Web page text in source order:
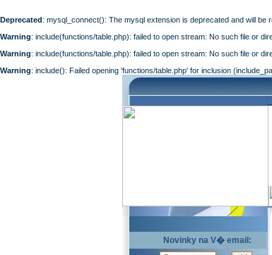
Deprecated: mysql_connect(): The mysql extension is deprecated and will be
Warning: include(functions/table.php): failed to open stream: No such file or
Warning: include(functions/table.php): failed to open stream: No such file or
Warning: include(): Failed opening 'functions/table.php' for inclusion
Novinky na V� email: